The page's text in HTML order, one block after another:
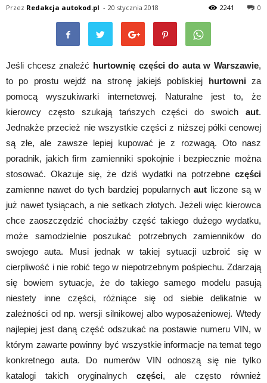
Przez Redakcja autokod.pl - 20 stycznia 2018 0
2241
Jeśli chcesz znaleźć hurtownię części do auta w Warszawie,
to po prostu wejdź na stronę jakiejś pobliskiej hurtowniza
pomocą wyszukiwarki internetowej. Naturalne jest to, że
kierowcy często szukają tańszych części do swoich aut.
Jednakże przecież nie wszystkie części z niższej półki cenowej
są złe, ale zawsze lepiej kupować je z rozwagą. Oto nasz
poradnik, jakich firm zamienniki spokojnie i bezpiecznie można
stosować. Okazuje się, że dziś wydatki na potrzebne części
zamienne nawet do tych bardziej popularnych autliczone są w
już nawet tysiącach, a nie setkach złotych. Jeżeli więc kierowca
chce zaoszczędzić chociażby część takiego dużego wydatku,
może samodzielnie poszukać potrzebnych zamienników do
swojego auta. Musi jednak w takiej sytuacji uzbroić się w
cierpliwość i nie robić tego w niepotrzebnym pośpiechu. Zdarzają
się bowiem sytuacje, że do takiego samego modelu pasują
niestety inne części, różniące się od siebie delikatnie w
zależności od np. wersji silnikowej albo wyposażeniowej. Wtedy
najlepiej jest daną część odszukać na postawie numeru VIN, w
którym zawarte powinny być wszystkie informacje na temat tego
konkretnego auta. Do numerów VIN odnoszą się nie tylko
katalogi takich oryginalnych części, ale często również